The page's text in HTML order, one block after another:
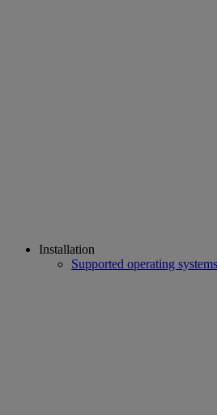
Installation
Supported operating